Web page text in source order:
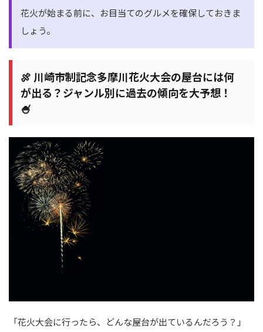
花火が始まる前に、お目当てのグルメを確保しておきま
しょう。
🍖 川崎市制記念多摩川花火大会の屋台には何
が出る？ジャンル別に過去の傾向を大予想！
🍧
「花火大会に行ったら、どんな屋台が出ているんだろう？」